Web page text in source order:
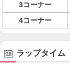
3コーナー
4コーナー
ラップタイム